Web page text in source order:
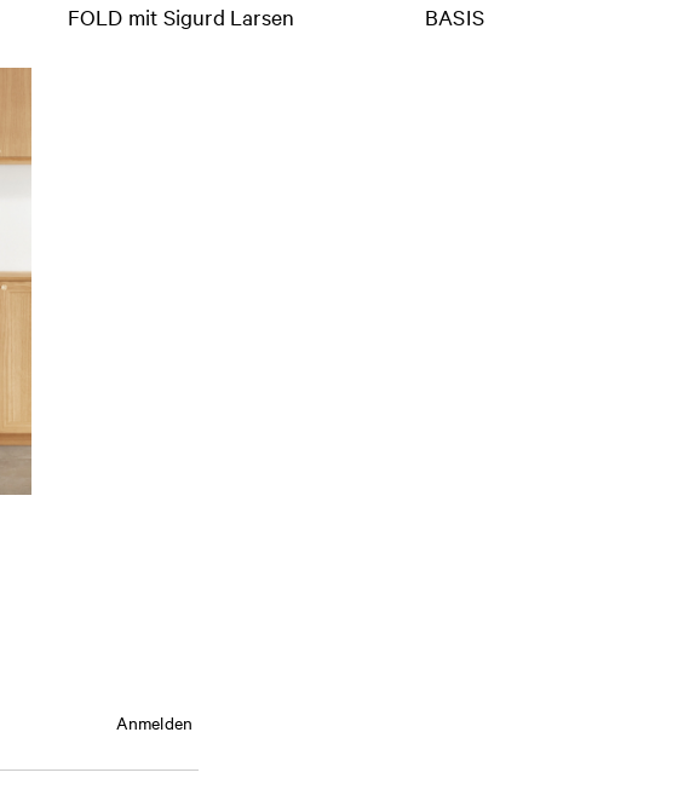
FOLD mit Sigurd Larsen BASIS
Anmelden